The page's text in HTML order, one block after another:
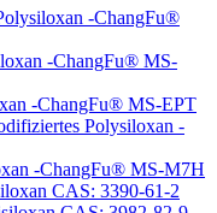
-ChangFu®
-ChangFu® MS-
-ChangFu® MS-EPT
Polysiloxan -
-ChangFu® MS-M7H
CAS: 3390-61-2